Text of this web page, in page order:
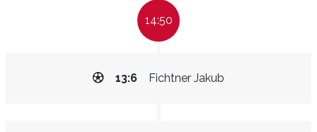
14:50
Fichtner Jakub
13:6